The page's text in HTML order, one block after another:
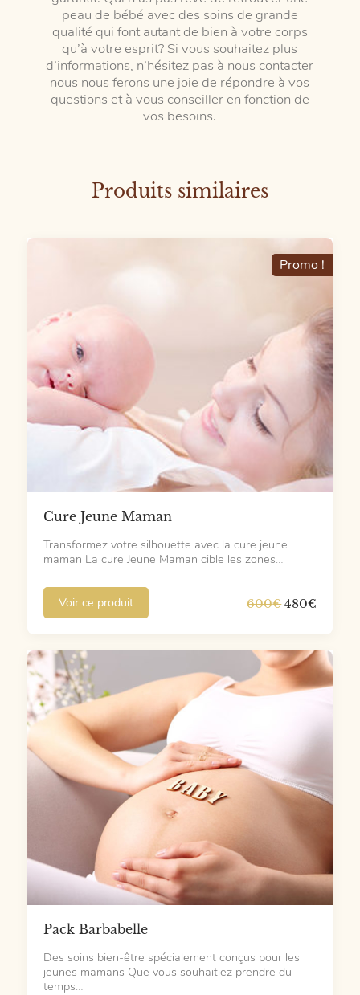
peau de bébé avec des soins de grande
qualité qui font autant de bien à votre corps
qu’à votre esprit? Si vous souhaitez plus
d’informations, n’hésitez pas à nous contacter
nous nous ferons une joie de répondre à vos
questions et à vous conseiller en fonction de
vos besoins.
Produits similaires
Promo !
Cure Jeune Maman
Transformez votre silhouette avec la cure jeune
maman La cure Jeune Maman cible les zones…
Voir ce produit 600€Le
était :
600€.
480€
est :
480€.
Pack Barbabelle
Des soins bien-être spécialement conçus pour les
jeunes mamans Que vous souhaitiez prendre du
temps…